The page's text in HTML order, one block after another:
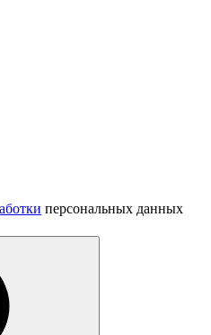
персональных данных